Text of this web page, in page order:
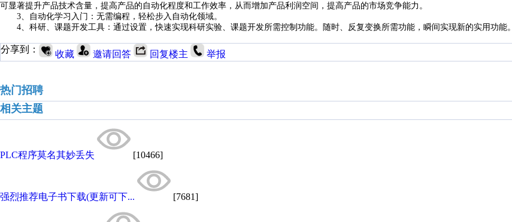
可显著提升产品技术含量，提高产品的自动化程度和工作效率，从而增加产品利润空间，提高产品的市场竞争能力。
3、自动化学习入门：无需编程，轻松步入自动化领域。
4、科研、课题开发工具：通过设置，快速实现科研实验、课题开发所需控制功能。随时、反复变换所需功能，瞬间实现新的实用功能。
分享到： 收藏 邀请回答 回复楼主 举报
热门招聘
相关主题
PLC程序莫名其妙丢失 [10466]
强烈推荐电子书下载(更新可下... [7681]